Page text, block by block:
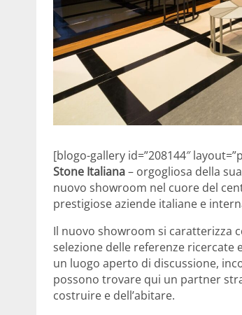
[blogo-gallery id=”208144″
Stone Italiana– orgogliosa della
nuovo showroom nel cuore del
prestigiose aziende italiane e
Il nuovo showroom si caratterizza
selezione delle referenze ricercate
un luogo aperto di discussione,
possono trovare qui un partner
costruire e dell’abitare.